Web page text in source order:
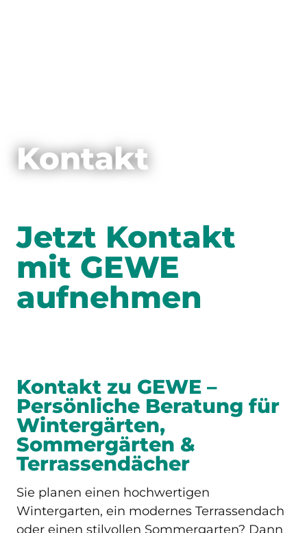
Kontakt
Jetzt Kontakt
mit GEWE
aufnehmen
Kontakt zu GEWE –
Persönliche Beratung für
Wintergärten,
Sommergärten &
Terrassendächer
Sie planen einen hochwertigen
Wintergarten, ein modernes Terrassendach
oder einen stilvollen Sommergarten? Dann